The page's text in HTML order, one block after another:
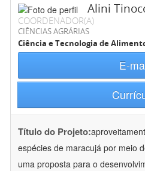
Alini
COORDENADOR(A)
CIÊNCIAS AGRÁRIAS
Ciência e Tecnologia de
E-
Título do Projeto:
espécies de maracujá por meio
uma proposta para o